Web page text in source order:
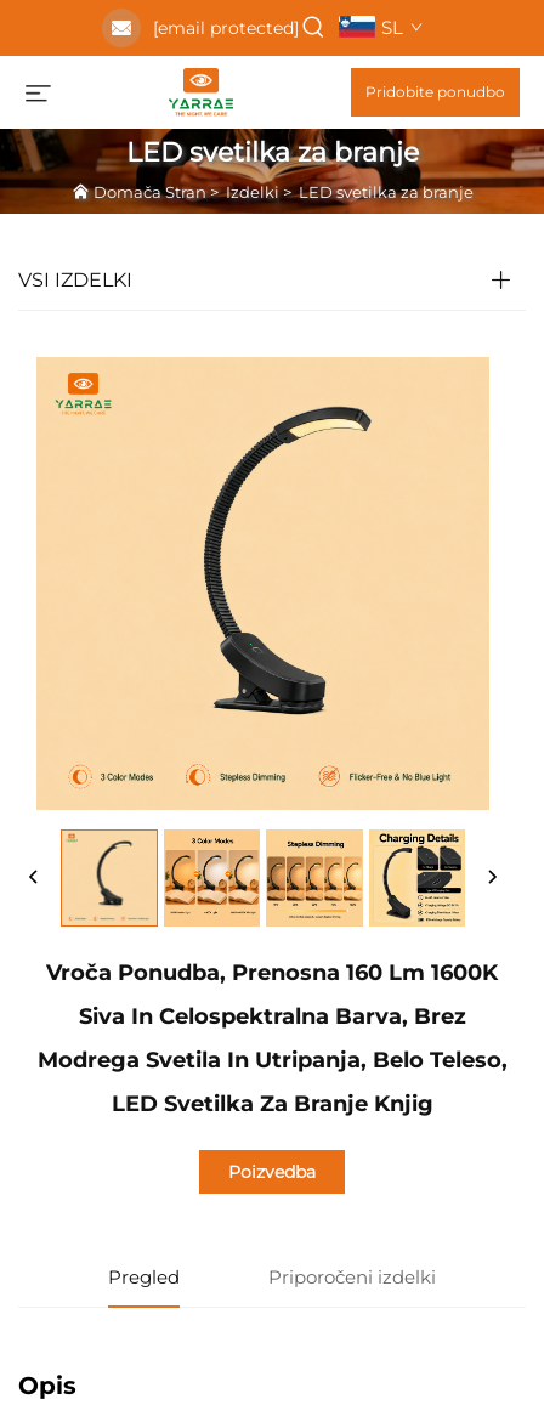
[email protected] SL
Pridobite ponudbo
LED svetilka za branje
Domača Stran>Izdelki>LED svetilka za branje
VSI IZDELKI
Vroča Ponudba, Prenosna 160 Lm 1600K
Siva In Celospektralna Barva, Brez
Modrega Svetila In Utripanja, Belo Teleso,
LED Svetilka Za Branje Knjig
Poizvedba
Pregled Priporočeni izdelki
Opis